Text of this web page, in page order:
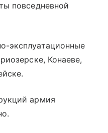
повседневной
эксплуатационные
Конаеве,
армия